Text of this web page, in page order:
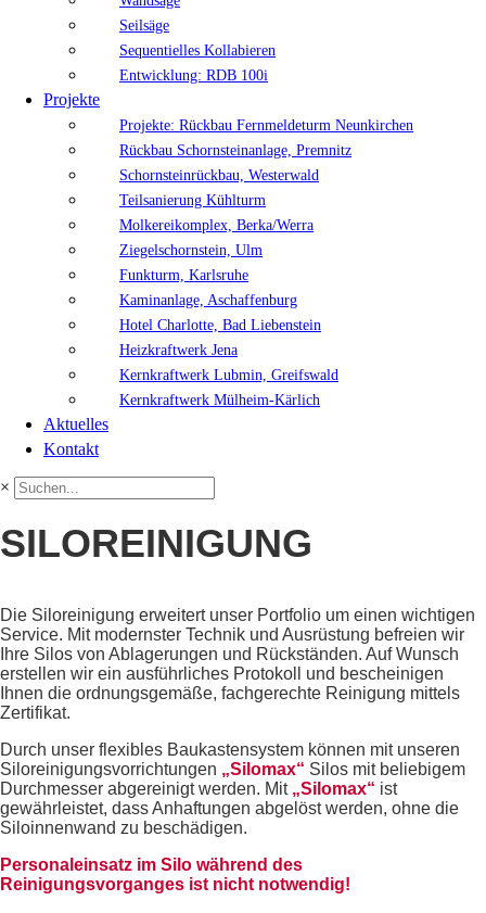
Seilsäge
Sequentielles Kollabieren
Entwicklung: RDB 100i
Projekte
Projekte: Rückbau Fernmeldeturm Neunkirchen
Rückbau Schornsteinanlage, Premnitz
Schornsteinrückbau, Westerwald
Teilsanierung Kühlturm
Molkereikomplex, Berka/Werra
Ziegelschornstein, Ulm
Funkturm, Karlsruhe
Kaminanlage, Aschaffenburg
Hotel Charlotte, Bad Liebenstein
Heizkraftwerk Jena
Kernkraftwerk Lubmin, Greifswald
Kernkraftwerk Mülheim-Kärlich
Aktuelles
Kontakt
×
SILOREINIGUNG
Die Siloreinigung erweitert unser Portfolio um einen wichtigen
Service. Mit modernster Technik und Ausrüstung befreien wir
Ihre Silos von Ablagerungen und Rückständen. Auf Wunsch
erstellen wir ein ausführliches Protokoll und bescheinigen
Ihnen die ordnungsgemäße, fachgerechte Reinigung mittels
Zertifikat.
Durch unser flexibles Baukastensystem können mit unseren
Siloreinigungsvorrichtungen „Silomax“ Silos mit beliebigem
Durchmesser abgereinigt werden. Mit „Silomax“ ist
gewährleistet, dass Anhaftungen abgelöst werden, ohne die
Siloinnenwand zu beschädigen.
Personaleinsatz im Silo während des
Reinigungsvorganges ist nicht notwendig!